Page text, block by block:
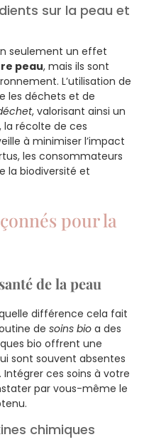
sur la peau et
seulement un effet
peau, mais ils sont
L’utilisation de
les déchets et de
, valorisant ainsi un
la récolte de ces
à minimiser l’impact
les consommateurs
la biodiversité et
pour la
de la peau
différence cela fait
de soins bio a des
bio offrent une
sont souvent absentes
ces soins à votre
par vous-même le
chimiques